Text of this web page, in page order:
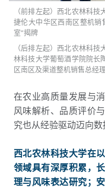
（前排左起）西北农林科
捷伦大中华区西南区整机销
室”揭牌
（后排左起）西北农林科
林科技大学葡萄酒学院院长
区南区及渠道整机销售总经
在农业高质量发展与
风味解析、品质评价
究也从经验驱动迈向数
西北农林科技大学在
领域具有深厚积累，
理与风味表达研究；